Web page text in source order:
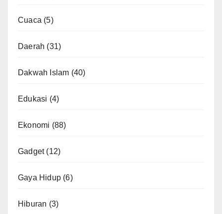
Cuaca (5)
Daerah (31)
Dakwah Islam (40)
Edukasi (4)
Ekonomi (88)
Gadget(12)
Gaya Hidup (6)
Hiburan (3)